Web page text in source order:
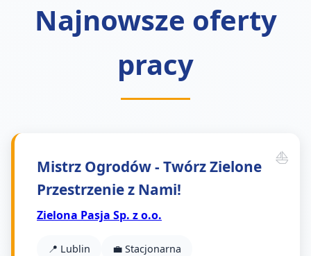
Najnowsze oferty
pracy
Mistrz Ogrodów - Twórz Zielone
Przestrzenie z Nami!
Zielona Pasja Sp. z o.o.
📍 Lublin 💼 Stacjonarna